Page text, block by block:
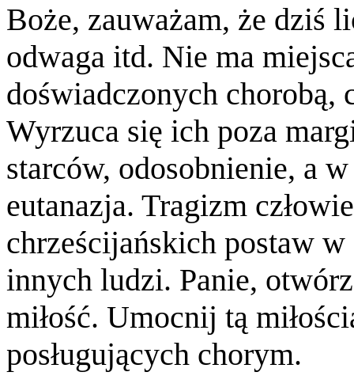
Boże, zauważam, że dziś
odwaga itd. Nie ma
doświadczonych chorobą,
Wyrzuca się ich poza
starców, odosobnienie, a
eutanazja. Tragizm
chrześcijańskich postaw w
innych ludzi. Panie,
miłość. Umocnij tą
posługujących chorym.